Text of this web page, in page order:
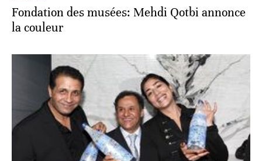
Fondation des musées: Mehdi Qotbi annonce
la couleur